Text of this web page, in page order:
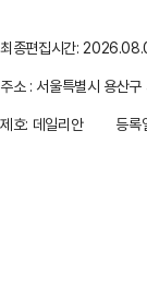
최종편집시간:
주소 : 서울특별시 용산
제호: 데일리안
등